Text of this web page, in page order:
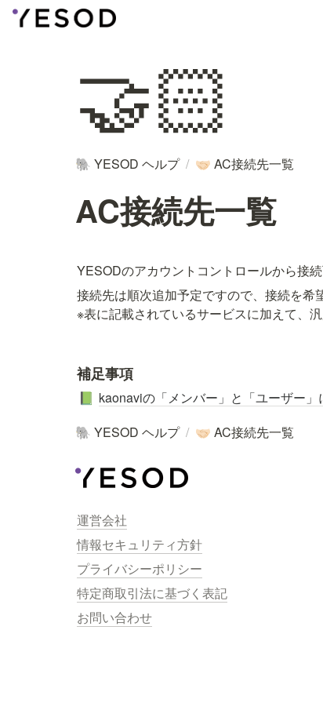
🤝🏻
🐘 YESOD ヘルプ / 🤝🏻 AC接続先一覧
AC接続先一覧
YESODのアカウントコントロールから接
接続先は順次追加予定ですので、接続を
※表に記載されているサービスに加えて、
補足事項
📗 kaonaviの「メンバー」と「ユーザー」
🐘 YESOD ヘルプ / 🤝🏻 AC接続先一覧
運営会社
情報セキュリティ方針
プライバシーポリシー
特定商取引法に基づく表記
お問い合わせ